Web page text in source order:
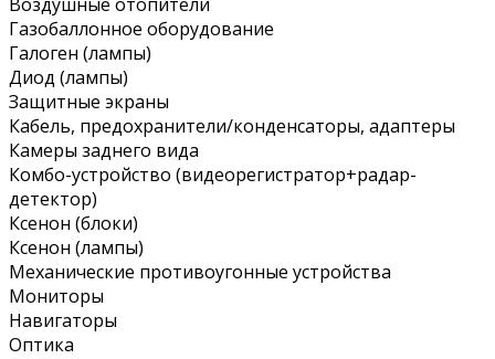
Газобаллонное оборудование
Галоген (лампы)
Диод (лампы)
Защитные экраны
Кабель, предохранители/конденсаторы, адаптеры
Камеры заднего вида
Комбо-устройство (видеорегистратор+радар-
детектор)
Ксенон (блоки)
Ксенон (лампы)
Механические противоугонные устройства
Мониторы
Навигаторы
Оптика